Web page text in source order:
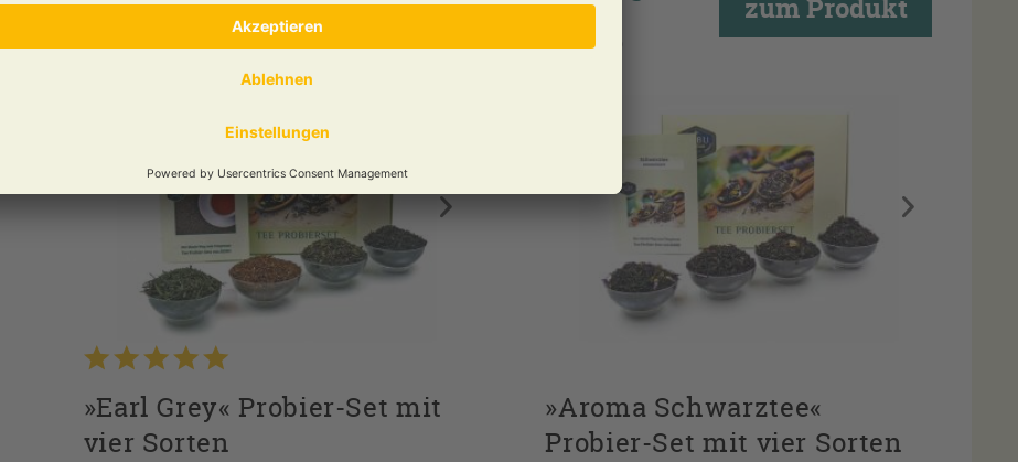
zum Produkt
(84,75 € * / 1 Kg)
zum Produkt
»Earl Grey« Probier-Set mit
vier Sorten
»Aroma Schwarztee«
Probier-Set mit vier Sorten